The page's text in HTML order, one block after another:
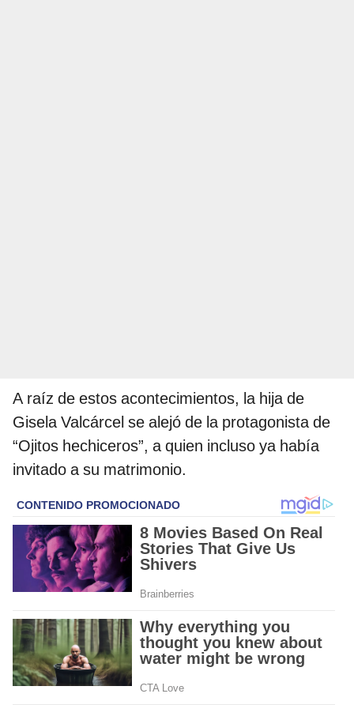
A raíz de estos acontecimientos, la hija de
Gisela Valcárcel se alejó de la protagonista de
“Ojitos hechiceros”, a quien incluso ya había
invitado a su matrimonio.